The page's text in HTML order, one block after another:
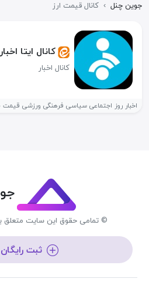
جوین چنل › کانال قیمت ارز
کانال ایتا
کانال اخبار
اخبار روز اجتماعی سیاسی فرهنگی ورزشی قیمت
© تمامی حقوق این سایت متعلق
ثبت